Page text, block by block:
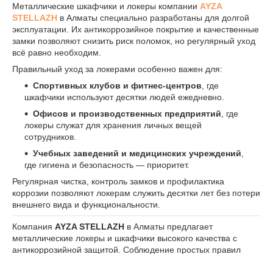
Металлические шкафчики и локеры компании AYZA
STELLAZH в Алматы специально разработаны для долгой
эксплуатации. Их антикоррозийное покрытие и качественные
замки позволяют снизить риск поломок, но регулярный уход
всё равно необходим.
Правильный уход за локерами особенно важен для:
Спортивных клубов и фитнес-центров , где
шкафчики используют десятки людей ежедневно.
Офисов и производственных предприятий , где
локеры служат для хранения личных вещей
сотрудников.
Учебных заведений и медицинских учреждений
где гигиена и безопасность — приоритет.
Регулярная чистка, контроль замков и профилактика
коррозии позволяют локерам служить десятки лет без потери
внешнего вида и функциональности.
Компания AYZA STELLAZH в Алматы предлагает
металлические локеры и шкафчики высокого качества с
антикоррозийной защитой. Соблюдение простых правил